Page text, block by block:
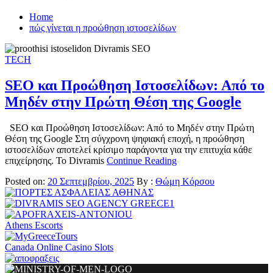
Home
πώς γίνεται η προώθηση ιστοσελίδων
TECH
SEO και Προώθηση Ιστοσελίδων: Από το
Μηδέν στην Πρώτη Θέση της Google
SEO και Προώθηση Ιστοσελίδων: Από το Μηδέν στην Πρώτη
Θέση της Google Στη σύγχρονη ψηφιακή εποχή, η προώθηση
ιστοσελίδων αποτελεί κρίσιμο παράγοντα για την επιτυχία κάθε
επιχείρησης. Το Divramis Continue Reading
Posted on: 20 Σεπτεμβρίου, 2025 By : Θώμη Κόρσου
Athens Escorts
Canada Online Casino Slots